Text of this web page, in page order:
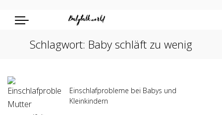
Schlagwort: Baby schläft zu wenig
Einschlafprobleme bei Babys und
Kleinkindern